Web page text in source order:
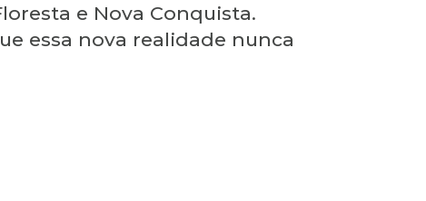
e Nova Conquista.
essa nova realidade nunca